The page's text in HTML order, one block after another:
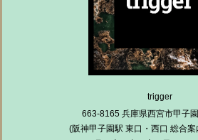
trigger
663-8165 兵庫県西宮市甲子
(阪神甲子園駅 東口・西口 総合